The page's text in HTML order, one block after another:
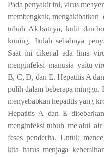
Pada penyakit ini, virus
membengkak, mengakibatkan
tubuh. Akibatnya, kulit dan
kuning. Itulah sebabnya
Saat ini dikenal ada lima
menginfeksi manusia yaitu
B, C, D, dan E. Hepatitis A
pulih dalam beberapa minggu.
menyebabkan hepatitis yang
Hepatitis A dan E
menginfeksi tubuh melalui
feses penderita. Untuk
kita harus menjaga